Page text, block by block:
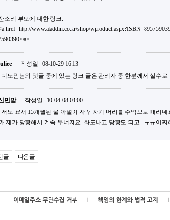
소리 부모에 대한 링크.
href=http://www.aladdin.co.kr/shop/
</a>
작성일
08-10-29 16:13
노맘님의 댓글 중에 있는 링크 글은 관리자 중 한분께서 실수로
민맘 작성일
10-04-08 03:00
도 요새 15개월된 울 아덜이 자꾸 자기 머리를 주먹으로 때리
제가 당황해서 계속 무너져요. 화도나고 당황도 되고...ㅠㅠ어찌
글 다음글